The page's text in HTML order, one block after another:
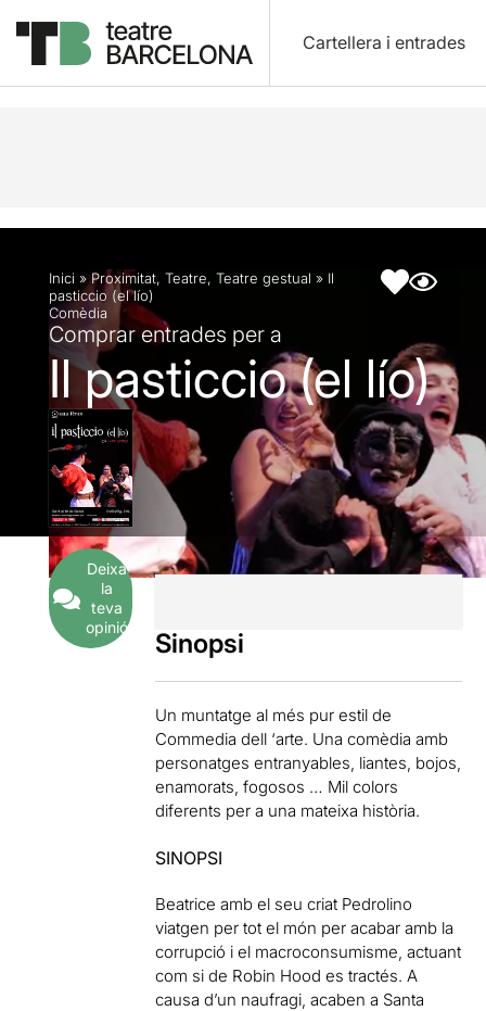
Cartellera i entrades
Descripció Fitxa artística Fotos i vídeos
Inici »Proximitat, Teatre, Teatre gestual » Il
pasticcio (el lío)
Comèdia
Comprar entrades per a
Il pasticcio (el lío)
Deixa
la
teva
opinió
Sinopsi
Un muntatge al més pur estil de
Commedia dell ‘arte. Una comèdia amb
personatges entranyables, liantes, bojos,
enamorats, fogosos … Mil colors
diferents per a una mateixa història.
SINOPSI
Beatrice amb el seu criat Pedrolino
viatgen per tot el món per acabar amb la
corrupció i el macroconsumisme, actuant
com si de Robin Hood es tractés. A
causa d’un naufragi, acaben a Santa